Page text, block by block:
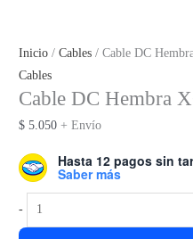
Inicio /Cables / Cable DC
Cables
Cable DC Hembra
$ 5.050 + Envío
Hasta 12 pagos sin
Saber más
-
Cable
DC